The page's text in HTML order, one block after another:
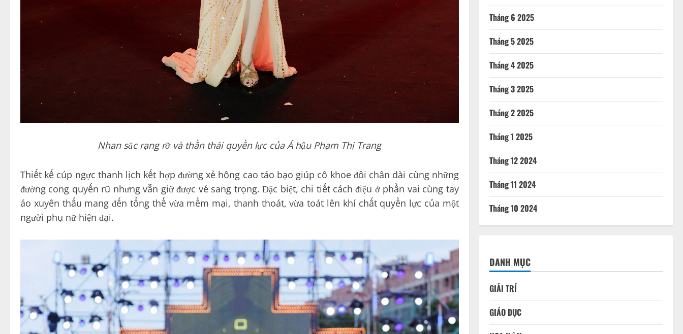
Nhan sắc rạng rỡ và thần thái quyền lực của Á hậu Phạm Thị Trang
Thiết kế cúp ngực thanh lịch kết hợp đường xẻ hông cao táo bạo giúp cô khoe đôi chân dài cùng những
đường cong quyến rũ nhưng vẫn giữ được vẻ sang trọng. Đặc biệt, chi tiết cách điệu ở phần vai cùng tay
áo xuyên thấu mang đến tổng thể vừa mềm mại, thanh thoát, vừa toát lên khí chất quyền lực của một
người phụ nữ hiện đại.
Tháng 6 2025
Tháng 5 2025
Tháng 4 2025
Tháng 3 2025
Tháng 2 2025
Tháng 1 2025
Tháng 12 2024
Tháng 11 2024
Tháng 10 2024
DANH MỤC
GIẢI TRÍ
GIÁO DỤC